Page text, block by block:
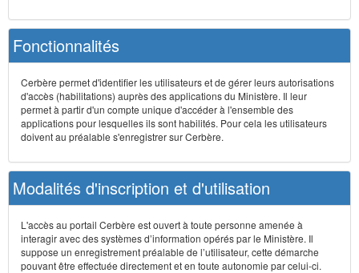
Fonctionnalités
Cerbère permet d'identifier les utilisateurs et de gérer leurs autorisations
d'accès (habilitations) auprès des applications du Ministère. Il leur
permet à partir d'un compte unique d'accéder à l'ensemble des
applications pour lesquelles ils sont habilités. Pour cela les utilisateurs
doivent au préalable s'enregistrer sur Cerbère.
Modalités d'inscription et d'utilisation
L'accès au portail Cerbère est ouvert à toute personne amenée à
interagir avec des systèmes d’information opérés par le Ministère. Il
suppose un enregistrement préalable de l’utilisateur, cette démarche
pouvant être effectuée directement et en toute autonomie par celui-ci.